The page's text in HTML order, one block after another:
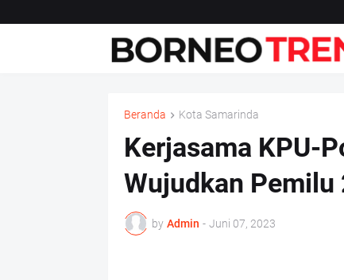
Beranda Kota Samarinda
Kerjasama KPU-
Wujudkan Pemilu
by Admin - Juni 07, 2023